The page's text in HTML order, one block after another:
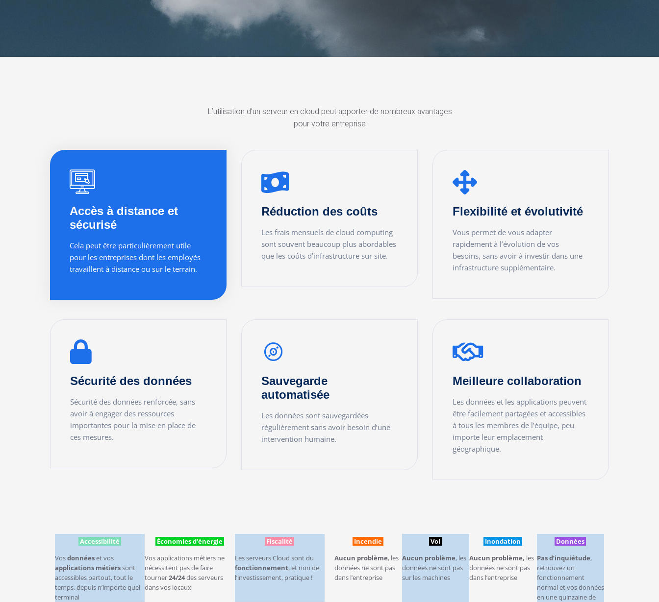
L’utilisation d’un serveur en cloud peut apporter de nombreux avantages
pour votre entreprise
Accès à distance et
sécurisé
Cela peut être particulièrement utile
pour les entreprises dont les employés
travaillent à distance ou sur le terrain.
Réduction des coûts
Les frais mensuels de cloud computing
sont souvent beaucoup plus abordables
que les coûts d’infrastructure sur site.
Flexibilité et évolutivité
Vous permet de vous adapter
rapidement à l’évolution de vos
besoins, sans avoir à investir dans une
infrastructure supplémentaire.
Sécurité des données
Sécurité des données renforcée, sans
avoir à engager des ressources
importantes pour la mise en place de
ces mesures.
Sauvegarde
automatisée
Les données sont sauvegardées
régulièrement sans avoir besoin d’une
intervention humaine.
Meilleure collaboration
Les données et les applications peuvent
être facilement partagées et accessibles
à tous les membres de l’équipe, peu
importe leur emplacement
géographique.
Accessibilité
Vosdonnéeset vos
applications métierssont
accessibles partout, tout le
temps, depuis n’importe quel
terminal
Économies d’énergie
Vos applications métiers ne
nécessitent pas de faire
tourner24/24des serveurs
dans vos locaux
Fiscalité
Les serveurs Cloud sont du
fonctionnement, et non de
l’investissement, pratique !
Incendie
Aucun problème, les
données ne sont pas
dans l’entreprise
Vol
Aucun problème, les
données ne sont pas
sur les machines
Inondation
Aucun problème, les
données ne sont pas
dans l’entreprise
Données
Pas d’inquiétude,
retrouvez un
fonctionnement
normal et vos données
en une quinzaine de